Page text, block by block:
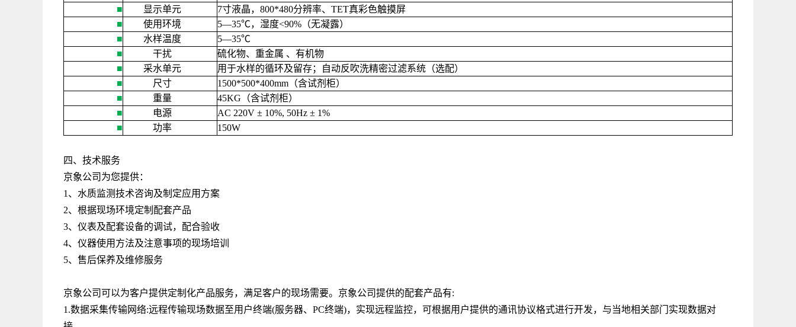
■
显示单元 7寸液晶， 800*480分辨率、 TET真彩色触摸屏
■
使用环境 5—35℃， 湿度<90% （无凝露）
■
水样温度 5—35℃
■
干扰 硫化物、重金属 、有机物
■
采水单元
用于水样的循环及留存；自动反吹洗精密过滤系统（选配）
■
尺寸 1500*500*400mm （含试剂柜）
■
重量 45KG （含试剂柜）
■
电源
AC 220V ± 10%, 50Hz ± 1%
■
功率 150W
四、技术服务
京象公司为您提供：
1、水质监测技术咨询及制定应用方案
2、根据现场环境定制配套产品
3、仪表及配套设备的调试，配合验收
4、仪器使用方法及注意事项的现场培训
5、售后保养及维修服务
京象公司可以为客户提供定制化产品服务，满足客户的现场需要。京象公司提供的配套产品有:
1.数据采集传输网络:远程传输现场数据至用户终端(服务器、PC终端)，实现远程监控，可根据用户提供的通讯协议格式进行开发，与当地相关部门实现数据对